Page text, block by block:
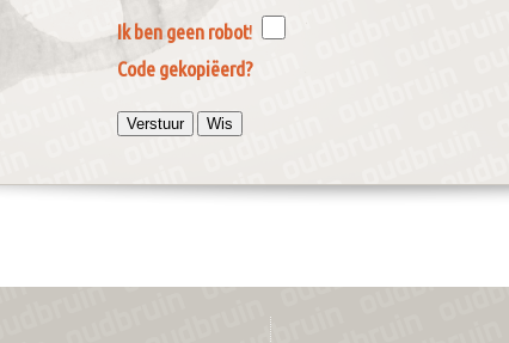
Ik ben geen robot!
Code gekopiëerd?